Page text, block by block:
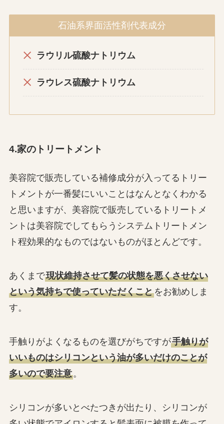
石油系界面活性剤代表成分
ラウリル硫酸ナトリウム
ラウレス硫酸ナトリウム
4.家のトリートメント
美容院で販売している補修成分が入ってるトリー
トメントが一番髪にいいことはなんとなくわかる
と思いますが、美容院で販売しているトリートメ
ントは美容院でしてもらうシステムトリートメン
ト程効果的なものではないものがほとんどです。
あくまで現状維持させて髪の状態を悪くさせない
という気持ちで使っていただくことをお勧めしま
す。
手触りがよくなるものを選びがちですが手触りが
いいものはシリコンという油が多いだけのことが
多いので要注意。
シリコンが多いとべたつきが出たり、シリコンが